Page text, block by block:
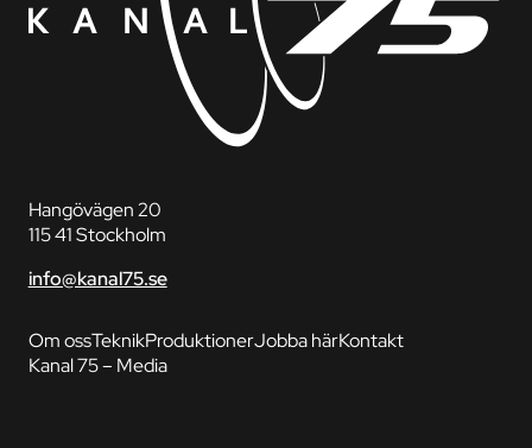
Hangövägen 20
115 41 Stockholm
info@kanal75.se
Om ossTeknikProduktionerJobba härKontakt
Kanal 75 – Media